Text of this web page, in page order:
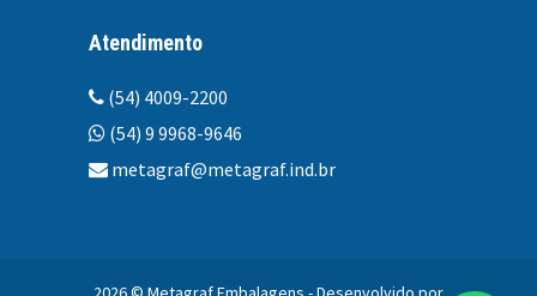
Atendimento
(54) 4009-2200
(54) 9 9968-9646
metagraf@metagraf.ind.br